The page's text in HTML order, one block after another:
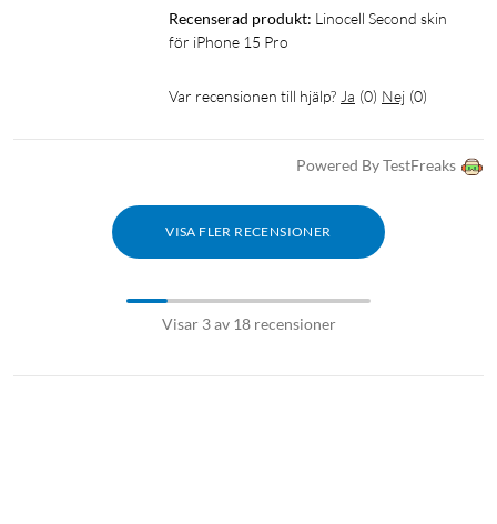
Recenserad produkt: Linocell Second skin
för iPhone 15 Pro
Var recensionen till hjälp? Ja (0) Nej (0)
Powered By TestFreaks
VISA FLER RECENSIONER
Visar 3 av 18 recensioner